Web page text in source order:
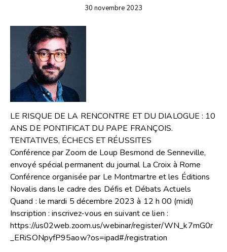
30 novembre 2023
LE RISQUE DE LA RENCONTRE ET DU DIALOGUE : 10
ANS DE PONTIFICAT DU PAPE FRANÇOIS.
TENTATIVES, ÉCHECS ET RÉUSSITES
Conférence par Zoom de Loup Besmond de Senneville,
envoyé spécial permanent du journal La Croix à Rome
Conférence organisée par Le Montmartre et les Éditions
Novalis dans le cadre des Défis et Débats Actuels
Quand : le mardi 5 décembre 2023 à 12 h 00 (midi)
Inscription : inscrivez-vous en suivant ce lien :
https://us02web.zoom.us/webinar/register/WN_k7mG0r
_ERiSONpyfP95aow?os=ipad#/registration